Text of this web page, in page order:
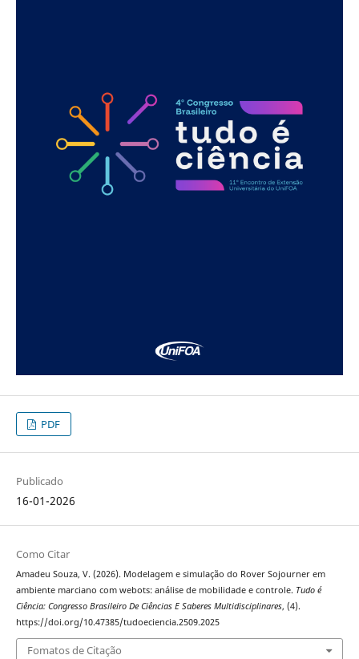
PDF
Publicado
16-01-2026
Como Citar
Amadeu Souza, V. (2026). Modelagem e simulação do Rover Sojourner em
ambiente marciano com webots: análise de mobilidade e controle. Tudo é
Ciência: Congresso Brasileiro De Ciências E Saberes Multidisciplinares, (4).
https://doi.org/10.47385/tudoeciencia.2509.2025
Fomatos de Citação